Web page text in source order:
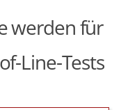
werden für
Line-Tests